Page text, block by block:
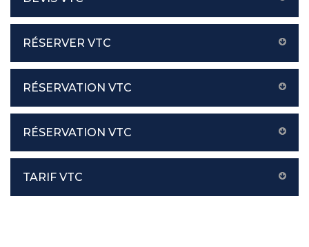
RÉSERVER VTC
RÉSERVATION VTC
RÉSERVATION VTC
TARIF VTC